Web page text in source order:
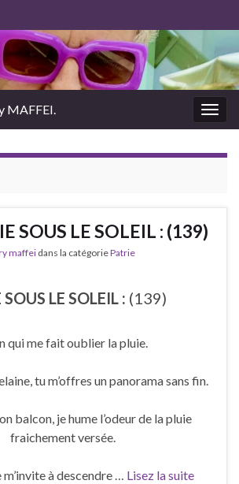
MAFFEI.
SOUS LE SOLEIL : (139)
maffei dans la catégoriePatrie
SOUS LE SOLEIL : (139)
qui me fait oublier la pluie.
tu m’offres un panorama sans fin.
balcon, je hume l’odeur de la pluie
fraichement versée.
à descendre … Lisez la suite